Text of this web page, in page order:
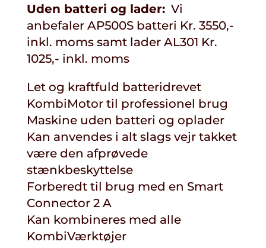
Uden batteri og lader:Vi
anbefaler AP500S batteri Kr. 3550,-
inkl. moms samt lader AL301 Kr.
1025,- inkl. moms
Let og kraftfuld batteridrevet
KombiMotor til professionel brug
Maskine uden batteri og oplader
Kan anvendes i alt slags vejr takket
være den afprøvede
stænkbeskyttelse
Forberedt til brug med en Smart
Connector 2 A
Kan kombineres med alle
KombiVærktøjer